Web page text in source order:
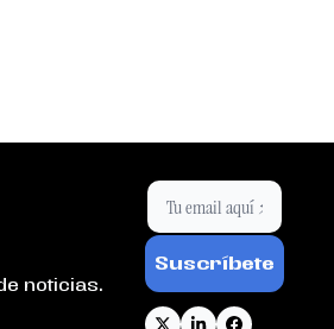
noticias.
Suscríbete